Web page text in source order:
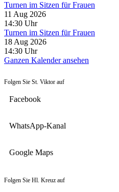
Turnen im Sitzen für Frauen
11 Aug 2026
14:30 Uhr
Turnen im Sitzen für Frauen
18 Aug 2026
14:30 Uhr
Ganzen Kalender ansehen
Folgen Sie St. Viktor auf
Facebook
WhatsApp-Kanal
Google Maps
Folgen Sie Hl. Kreuz auf